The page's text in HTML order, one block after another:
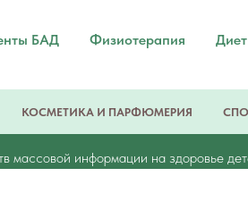
БАД Физиотерапия
КОСМЕТИКА И ПАРФЮМЕРИЯ
массовой информации на здоровье